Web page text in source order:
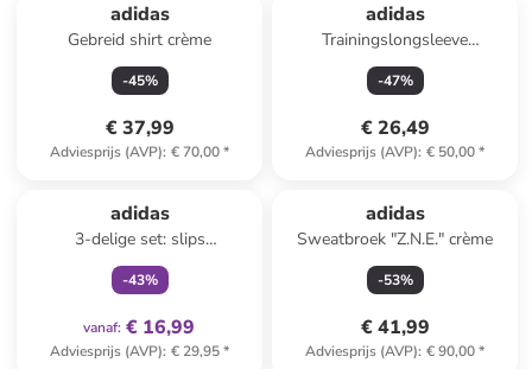
adidas
Gebreid shirt crème
-45%
€ 37,99
Adviesprijs (AVP): € 70,00*
adidas
Trainingslongsleeve
"Performance z linii
Hyperglam" zwart
-47%
€ 26,49
Adviesprijs (AVP): € 50,00*
adidas
3-delige set: slips
wit/lichtblauw/roze
-43%
vanaf: € 16,99
Adviesprijs (AVP): € 29,95*
adidas
Sweatbroek "Z.N.E." crème
-53%
€ 41,99
Adviesprijs (AVP): € 90,00*